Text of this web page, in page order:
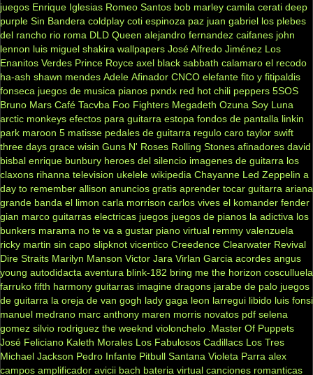
juegos Enrique Iglesias Romeo Santos bob marley camila cerati deep
purple Sin Bandera coldplay coti espinoza paz juan gabriel los plebes
del rancho rio roma DLD Queen alejandro fernandez caifanes john
lennon luis miguel shakira wallpapers José Alfredo Jiménez Los
Enanitos Verdes Prince Royce axel black sabbath calamaro el recodo
ha-ash shawn mendes Adele Afinador CNCO elefante fito y fitipaldis
fonseca juegos de musica pianos pxndx red hot chili peppers 5SOS
Bruno Mars Café Tacvba Foo Fighters Megadeth Ozuna Soy Luna
arctic monkeys efectos para guitarra estopa fondos de pantalla linkin
park maroon 5 matisse pedales de guitarra regulo caro taylor swift
three days grace wisin Guns N' Roses Rolling Stones afinadores david
bisbal enrique bunbury heroes del silencio imagenes de guitarra los
claxons rihanna television ukelele wikipedia Chayanne Led Zeppelin a
day to remember allison anuncios gratis aprender tocar guitarra ariana
grande banda el limon carla morrison carlos vives el komander fender
gian marco guitarras electricas juegos juegos de pianos la adictiva los
bunkers marama no te va a gustar piano virtual remmy valenzuela
ricky martin sin capo slipknot vicentico Creedence Clearwater Revival
Dire Straits Marilyn Manson Victor Jara Virlan Garcia acordes angus
young autodidacta aventura blink-182 bring me the horizon cosculluela
farruko fifth harmony guitarras imagine dragons jarabe de palo juegos
de guitarra la oreja de van gogh lady gaga leon larregui libido luis fonsi
manuel medrano marc anthony maren morris novatos pdf selena
gomez silvio rodriguez the weeknd violonchelo .Master Of Puppets
José Feliciano Kaleth Morales Los Fabulosos Cadillacs Los Tres
Michael Jackson Pedro Infante Pitbull Santana Violeta Parra alex
campos amplificador avicii bach bateria virtual canciones romanticas